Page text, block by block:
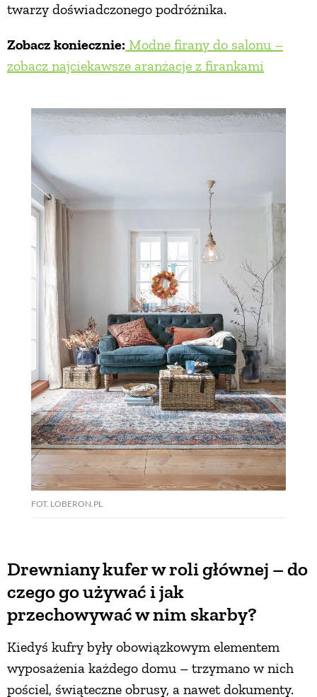
twarzy doświadczonego podróżnika.
Zobacz koniecznie: Modne firany do salonu –
zobacz najciekawsze aranżacje z firankami
FOT. LOBERON.PL
Drewniany kufer w roli głównej – do
czego go używać i jak
przechowywać w nim skarby?
Kiedyś kufry były obowiązkowym elementem
wyposażenia każdego domu – trzymano w nich
pościel, świąteczne obrusy, a nawet dokumenty.